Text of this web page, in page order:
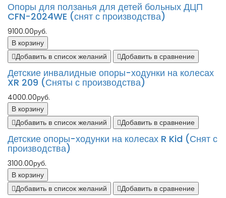
Опоры для ползанья для детей больных ДЦП
CFN-2024WE (снят с производства)
9100.00руб.
В корзину
Добавить в список желаний
Добавить в сравнение
Детские инвалидные опоры-ходунки на колесах
XR 209 (Сняты с производства)
4000.00руб.
В корзину
Добавить в список желаний
Добавить в сравнение
Детские опоры-ходунки на колесах R Kid (Снят с
производства)
3100.00руб.
В корзину
Добавить в список желаний
Добавить в сравнение